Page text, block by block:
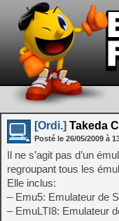
[Ordi.] Takeda
Posté le 26/05/2009 à
Il ne s’agit pas d’un
regroupant tous les
Elle inclus:
– Emu5: Emulateur de
– EmuLTI8: Emulateur